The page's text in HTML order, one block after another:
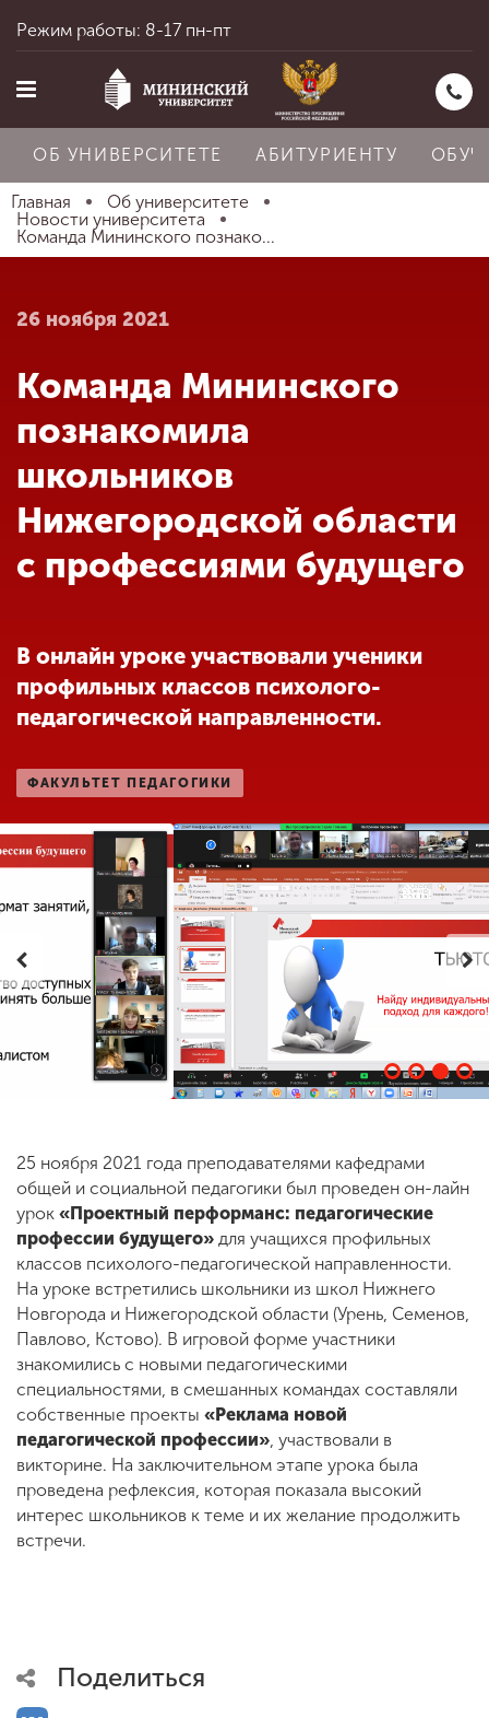
Главная
Абитуриенту
Обучение
Наука
Международная
деятельность
деятельности
Студенческая жизнь
Сведения об
образовательной
организации
SPN CHI
Приемная
+7 (831) 262-26-20
Режим работы: 8-17 пн-пт
ОБ УНИВЕРСИТЕТЕ АБИТУРИЕНТУ
Главная
Об университете
Новости университета
Команда Мининского познако...
26 ноября 2021
Команда Мининского
познакомила
школьников
Нижегородской области
с профессиями будущего
В онлайн уроке участвовали ученики
профильных классов психолого-
педагогической направленности.
ФАКУЛЬТЕТ ПЕДАГОГИКИ
25 ноября 2021 года преподавателями кафедрами
общей и социальной педагогики был проведен он-лайн
урок «Проектный перформанс: педагогические
профессии будущего» для учащихся профильных
классов психолого-педагогической направленности.
На уроке встретились школьники из школ Нижнего
Новгорода и Нижегородской области (Урень, Семенов,
Павлово, Кстово). В игровой форме участники
знакомились с новыми педагогическими
специальностями, в смешанных командах составляли
собственные проекты «Реклама новой
педагогической профессии», участвовали в
викторине. На заключительном этапе урока была
проведена рефлексия, которая показала высокий
интерес школьников к теме и их желание продолжить
встречи.
Поделиться